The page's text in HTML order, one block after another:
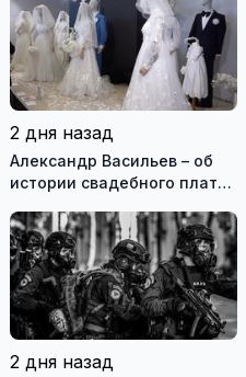
2 дня назад
Александр Васильев – об
истории свадебного платья
истории моды (видео)
2 дня назад